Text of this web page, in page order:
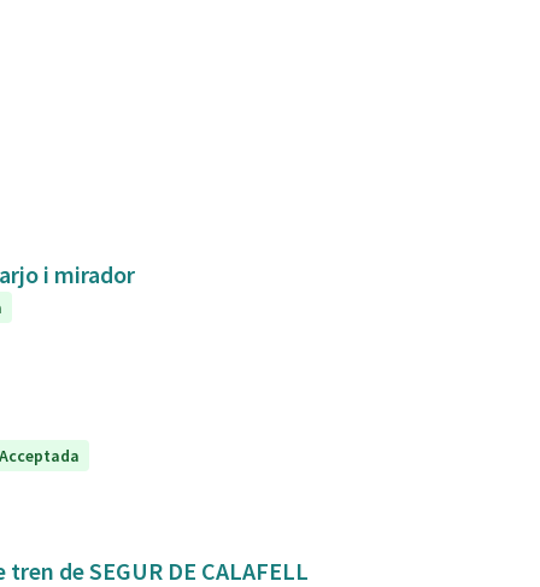
i mirador
Acceptada
Mejora de la conexión y seguridad de la estación de tren de SEGUR DE CALAFELL